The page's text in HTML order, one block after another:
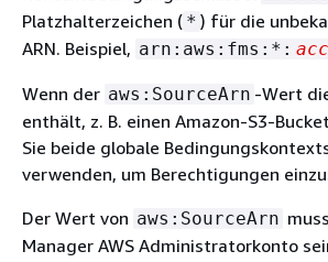
Platzhalterzeichen ( * ) für die
ARN. Beispiel, arn:aws:fms:*:
Wenn der aws:SourceArn -Wert
enthält, z. B. einen Amazon-S3-
Sie beide globale
verwenden, um Berechtigungen
Der Wert von aws:SourceArn
Manager AWS Administratorkonto